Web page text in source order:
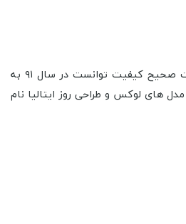
این شرکت فعالیت خود را در سال ۸۳ در زمینه تولید شیرآلات بهداشتی اهرمی آغاز نمود و پس از گذشت ۸ سال با افزایش کیفیت و تنوع در محصولات خود و با مدیریت صحیح کیفیت توانست در سال ۹۱ به
و خلق مدل های لوکس و طراحی روز ایتالیا نام